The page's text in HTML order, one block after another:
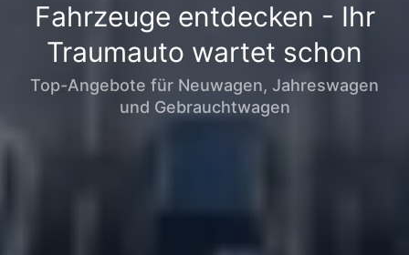
Fahrzeuge entdecken - Ihr
Traumauto wartet schon
Top-Angebote für Neuwagen, Jahreswagen
und Gebrauchtwagen